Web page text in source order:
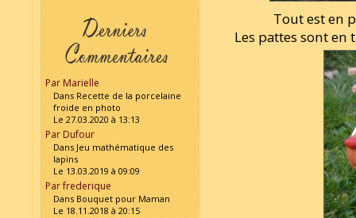
Par Marielle
Dans Recette de la porcelaine
froide en photo
Le 27.03.2020 à 13:13
Par Dufour
Dans Jeu mathématique des
lapins
Le 13.03.2019 à 09:09
Par frederique
Dans Bouquet pour Maman
Le 18.11.2018 à 20:15
Tout est en
Les pattes sont en